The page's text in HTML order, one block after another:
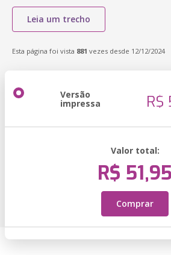
Leia um trecho
Esta página foi vista 881 vezes desde 12/12/2024
Versão
impressa R$
Valor total:
R$ 51,95
Comprar